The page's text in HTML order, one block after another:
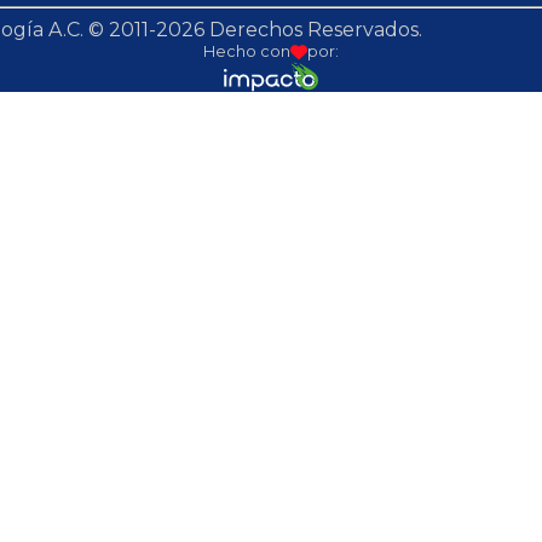
A.C. © 2011-2026 Derechos Reservados.
Hecho con por: